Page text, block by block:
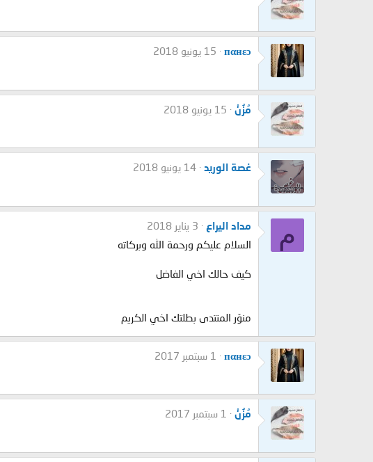
пαнεɔ 15 يونيو 2018
مُزُنْ 15 يونيو 2018
غصة الوريد 14 يونيو 2018
م مداد اليراع
3 يناير 2018
السلام عليكم ورحمة الله وبركاته
كيف حالك اخي الفاضل
منوّر المنتدى بطلتك اخي الكريم
пαнεɔ 1 سبتمبر 2017
مُزُنْ 1 سبتمبر 2017